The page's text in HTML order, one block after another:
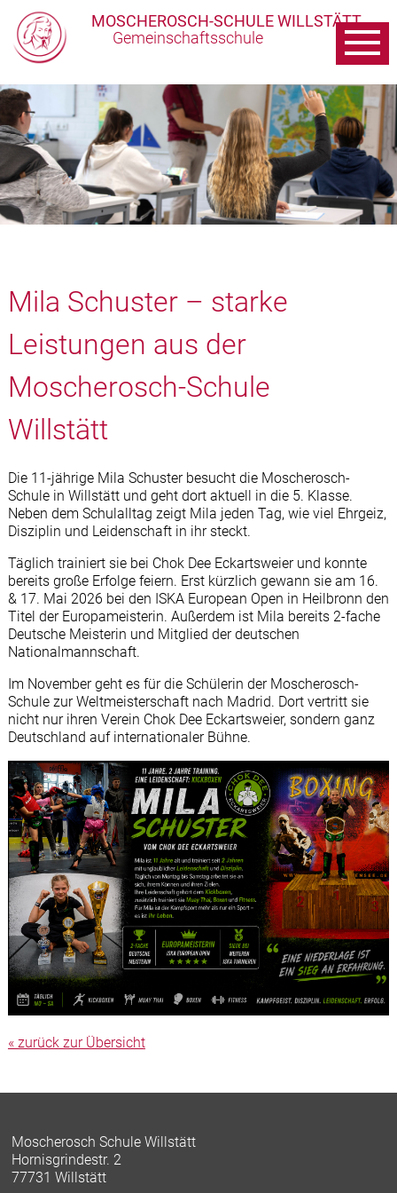
MOSCHEROSCH-SCHULE WILLSTÄTT
Gemeinschaftsschule
Mila Schuster – starke
Leistungen aus der
Moscherosch-Schule
Willstätt
Die 11-jährige Mila Schuster besucht die Moscherosch-
Schule in Willstätt und geht dort aktuell in die 5. Klasse.
Neben dem Schulalltag zeigt Mila jeden Tag, wie viel Ehrgeiz,
Disziplin und Leidenschaft in ihr steckt.
Täglich trainiert sie bei Chok Dee Eckartsweier und konnte
bereits große Erfolge feiern. Erst kürzlich gewann sie am 16.
& 17. Mai 2026 bei den ISKA European Open in Heilbronn den
Titel der Europameisterin. Außerdem ist Mila bereits 2-fache
Deutsche Meisterin und Mitglied der deutschen
Nationalmannschaft.
Im November geht es für die Schülerin der Moscherosch-
Schule zur Weltmeisterschaft nach Madrid. Dort vertritt sie
nicht nur ihren Verein Chok Dee Eckartsweier, sondern ganz
Deutschland auf internationaler Bühne.
« zurück zur Übersicht
Moscherosch Schule Willstätt
Hornisgrindestr. 2
77731 Willstätt